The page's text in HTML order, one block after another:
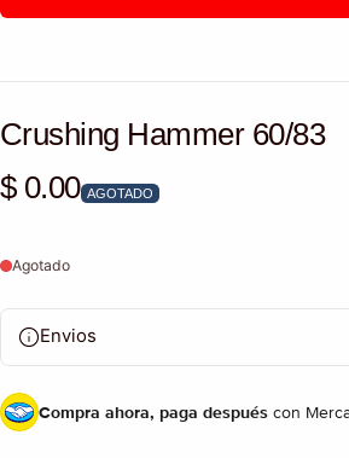
Crushing Hammer 60/83
Precio habitual
$ 0.00 AGOTADO
Agotado
Envios
Compra ahora, paga después con